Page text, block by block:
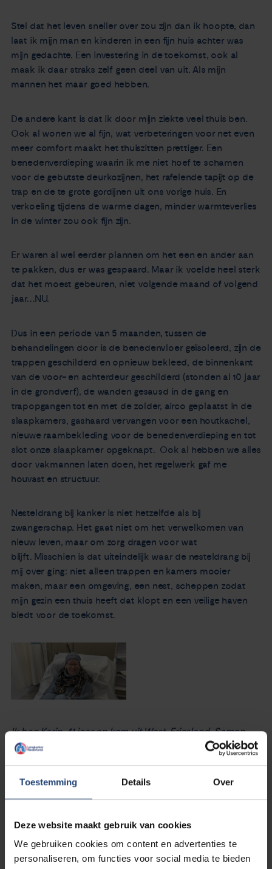
Toestemming Details Over
Deze website maakt gebruik van cookies
We gebruiken cookies om content en advertenties te
personaliseren, om functies voor social media te bieden
Stel dat het leven sneller over zou zijn dan ik hoopte, dan
laat ik mijn man en kinderen in een fijn huis achter was
mijn gedachte. Een investering in de toekomst, ook al
maak ik daar straks zelf geen deel van uit. Als mijn
mannen het maar goed hebben.
De andere kant is dat ik door mijn ziekte veel thuis ben.
Ook al wonen we al fijn, wat verbeteringen voor net even
meer comfort maakt het thuiszitten prettiger. Een
benedenverdieping waarin ik me niet hoef te schamen
voor de gebutste deurkozijnen, het rafelende tapijt op de
trap en de te grote gordijnen uit ons vorige huis. En
verkoeling tijdens de warme dagen, minder warmteverlies
in de winter zou ook fijn zijn.
Er waren al wel eerder plannen om het een en ander aan
te pakken, dus er was gespaard. Maar ik voelde heel sterk
dat het moest gebeuren, niet volgende maand of volgend
jaar…NU.
Dus in een periode van 5 maanden, tussen de
behandelingen door is de benedenvloer geïsoleerd, zijn de
trappen geschilderd en opnieuw bekleed, de binnenkant
van de voor- en achterdeur geschilderd (stonden al 10 jaar
in de grondverf), de wanden gesausd in de gang en
trapopgangen tot en met de zolder, airco geplaatst in de
slaapkamers, gashaard vervangen voor een houtkachel,
nieuwe raambekleding voor de benedenverdieping en tot
slot onze slaapkamer opgeknapt. Ook al hebben we alles
door vakmannen laten doen, het regelwerk gaf me
houvast en structuur.
Nesteldrang bij kanker is niet hetzelfde als bij
zwangerschap. Het gaat niet om het verwelkomen van
nieuw leven, maar om zorg dragen voor wat
blijft. Misschien is dat uiteindelijk waar de nesteldrang bij
mij over ging: niet alleen trappen en kamers mooier
maken, maar een omgeving, een nest, scheppen zodat
mijn gezin een thuis heeft dat klopt en een veilige haven
biedt voor de toekomst.
Ik ben Karin, 41 jaar en kom uit West-Friesland. Samen
met mijn man, twee jongens van 11 en 12 en hond Bobby
vormen we een druk, warm gezin. In mei 2024 kreeg ik de
volg ik doelgerichte therapieën en heb ik verschillende
mee in mijn reis, met eerlijkheid, humor waar het kan, en
aandacht voor de mooie momenten tussen alle
ziekenhuisbezoeken door.